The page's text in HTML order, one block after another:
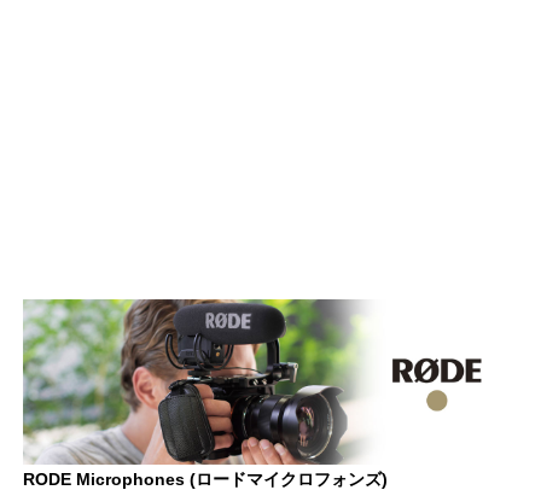
RODE Microphones (ロードマイクロフォンズ)